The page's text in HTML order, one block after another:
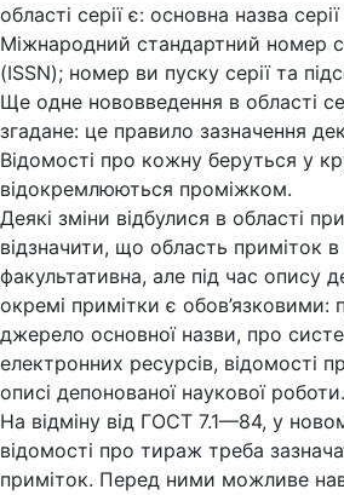
області серії є: основна назва серії
Міжнародний стандартний номер
(ISSN); номер ви пуску серії та
Ще одне нововведення в області
згадане: це правило зазначення
Відомості про кожну беруться у
відокремлюються проміжком.
Деякі зміни відбулися в області
відзначити, що область приміток
факультативна, але під час опису
окремі примітки є обов’язковими:
джерело основної назви, про
електронних ресурсів, відомості
описі депонованої наукової роботи.
На відміну від ГОСТ 7.1—84, у
відомості про тираж треба
приміток. Перед ними можливе